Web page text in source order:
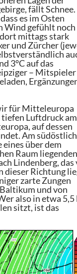
fällt Schnee.
es im Osten
Wind gefühlt
mittags stark
und Zürcher
3°C auf das
– Mitspieler
für Mitteleuropa
Luftdruck am
auf dessen
Am
über dem
Raum
Lindenberg, das
dieser Richtung
zarte Zungen
und von
also in etwa 5,5
sitzt, ist das